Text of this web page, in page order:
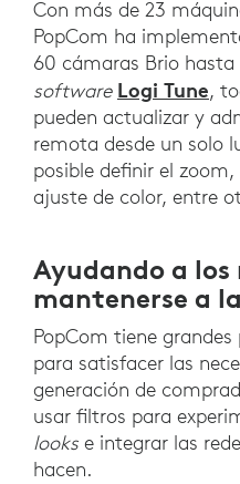
Con más de 23
PopCom ha
60 cámaras Brio
software Logi Tune,
pueden actualizar y
remota desde un solo
posible definir el
ajuste de color, entre
Ayudando a
mantenerse a
PopCom tiene
para satisfacer las
generación de
usar filtros para
looks e integrar las
hacen.